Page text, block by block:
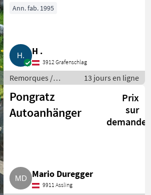
Ann. fab. 1995
H .
3912 Grafenschlag
Remorques /
Remorques de
voitures
13 jours en ligne
Pongratz
Autoanhänger
Prix
sur
demande
Mario Duregger
9911 Assling